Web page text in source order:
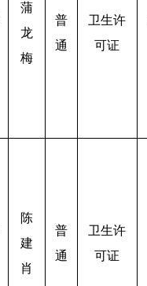
蒲
龙
梅
普
通
卫生许
可证
陈
建
肖
普
通
卫生许
可证